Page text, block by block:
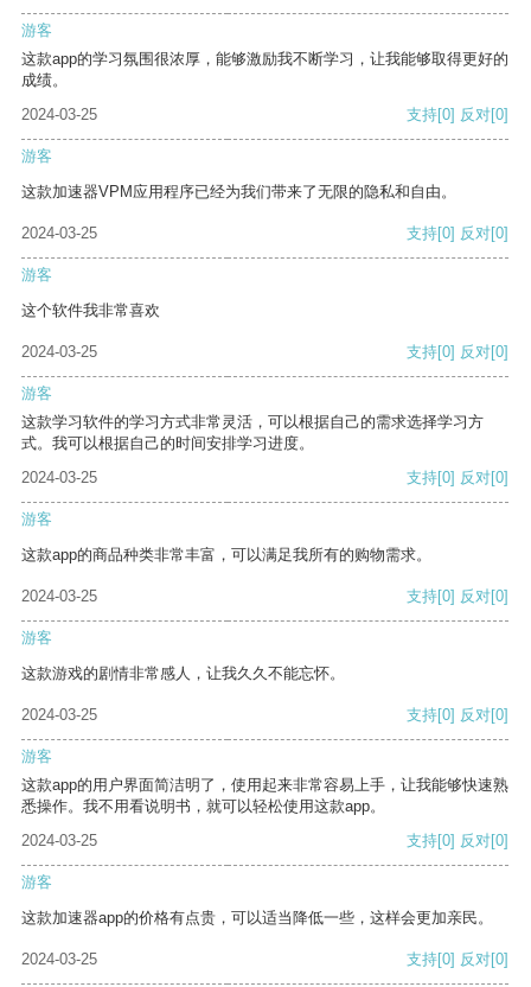
游客
这款app的学习氛围很浓厚，能够激励我不断学习，让我能够取得更好的
成绩。
2024-03-25
支持[0] 反对[0]
游客
这款加速器VPM应用程序已经为我们带来了无限的隐私和自由。
2024-03-25 支持[0] 反对[0]
游客
这个软件我非常喜欢
2024-03-25 支持[0] 反对[0]
游客
这款学习软件的学习方式非常灵活，可以根据自己的需求选择学习方
式。我可以根据自己的时间安排学习进度。
2024-03-25
支持[0] 反对[0]
游客
这款app的商品种类非常丰富，可以满足我所有的购物需求。
2024-03-25 支持[0] 反对[0]
游客
这款游戏的剧情非常感人，让我久久不能忘怀。
2024-03-25 支持[0] 反对[0]
游客
这款app的用户界面简洁明了，使用起来非常容易上手，让我能够快速熟
悉操作。我不用看说明书，就可以轻松使用这款app。
2024-03-25
支持[0] 反对[0]
游客
这款加速器app的价格有点贵，可以适当降低一些，这样会更加亲民。
2024-03-25 支持[0] 反对[0]